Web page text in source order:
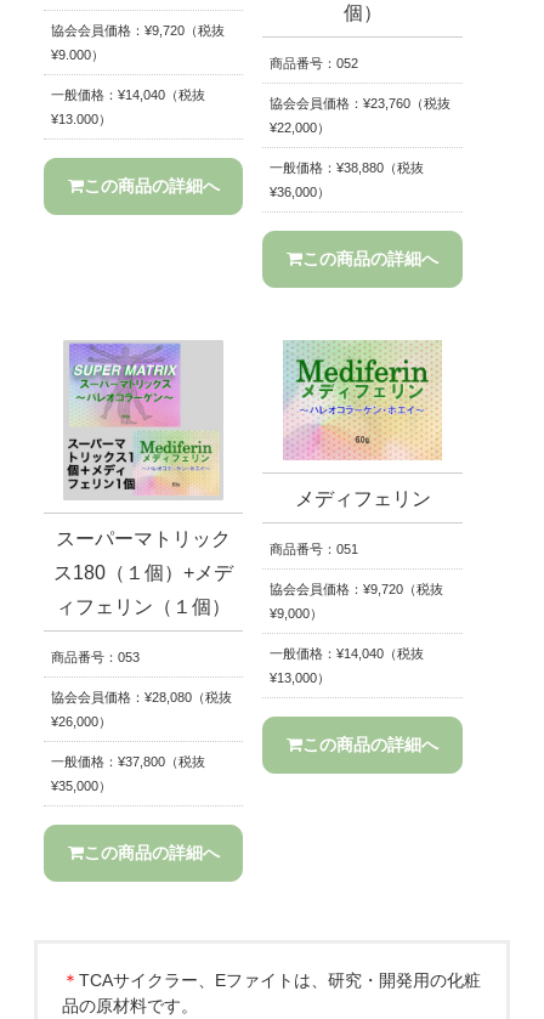
協会会員価格：¥9,720（税抜
¥9.000）
一般価格：¥14,040（税抜
¥13.000）
この商品の詳細へ
個）
商品番号：052
協会会員価格：¥23,760（税抜
¥22,000）
一般価格：¥38,880（税抜
¥36,000）
この商品の詳細へ
スーパーマトリック
ス180（１個）+メデ
ィフェリン（１個）
商品番号：053
協会会員価格：¥28,080（税抜
¥26,000）
一般価格：¥37,800（税抜
¥35,000）
この商品の詳細へ
メディフェリン
商品番号：051
協会会員価格：¥9,720（税抜
¥9,000）
一般価格：¥14,040（税抜
¥13,000）
この商品の詳細へ
＊ TCAサイクラー、Eファイトは、研究・開発用の化粧
品の原材料です。